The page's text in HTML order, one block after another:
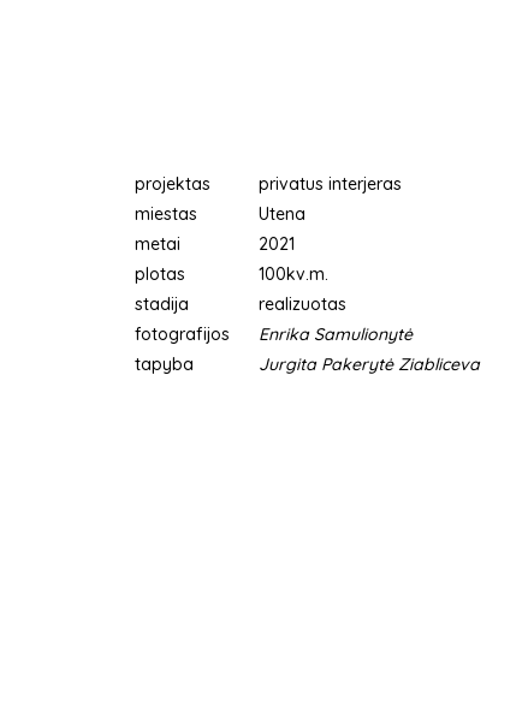
projektas
privatus interjeras
miestas
Utena
metai
2021
plotas
100kv.m.
stadija
realizuotas
fotografijos
Enrika Samulionytė
tapyba
Jurgita Pakerytė Ziabliceva